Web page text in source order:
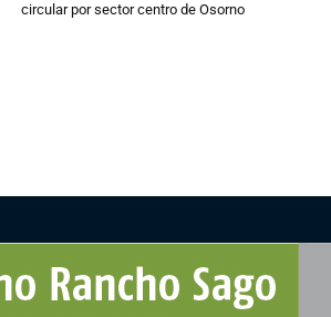
circular por sector centro de Osorno